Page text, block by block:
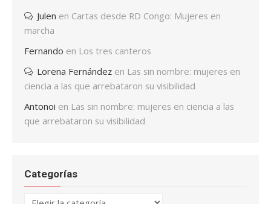
Julen en Cartas desde RD Congo: Mujeres en
marcha
Fernando en Los tres canteros
Lorena Fernández en Las sin nombre: mujeres en
ciencia a las que arrebataron su visibilidad
Antonoi en Las sin nombre: mujeres en ciencia a las
que arrebataron su visibilidad
Categorías
Categorías